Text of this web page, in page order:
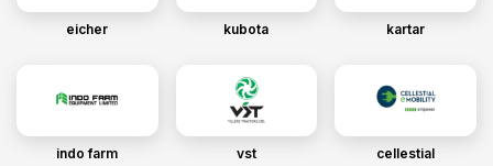
eicher kubota kartar
indo farm vst cellestial